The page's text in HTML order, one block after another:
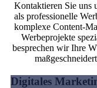
Kontaktieren Sie uns
als professionelle
komplexe Content-
Werbeprojekte
besprechen wir Ihre
Digitales